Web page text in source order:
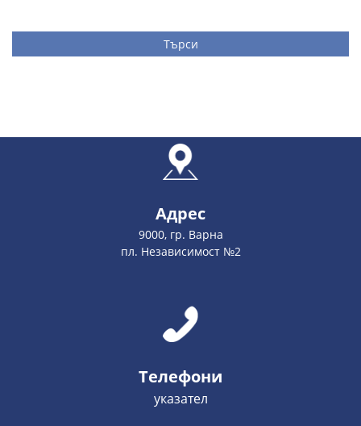
Търси
Адрес
9000, гр. Варна
пл. Независимост №2
Телефони
указател